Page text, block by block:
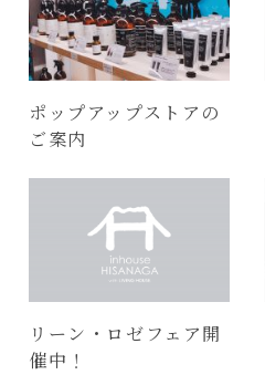
ポップアップストアの
ご案内
リーン・ロゼフェア開
催中！